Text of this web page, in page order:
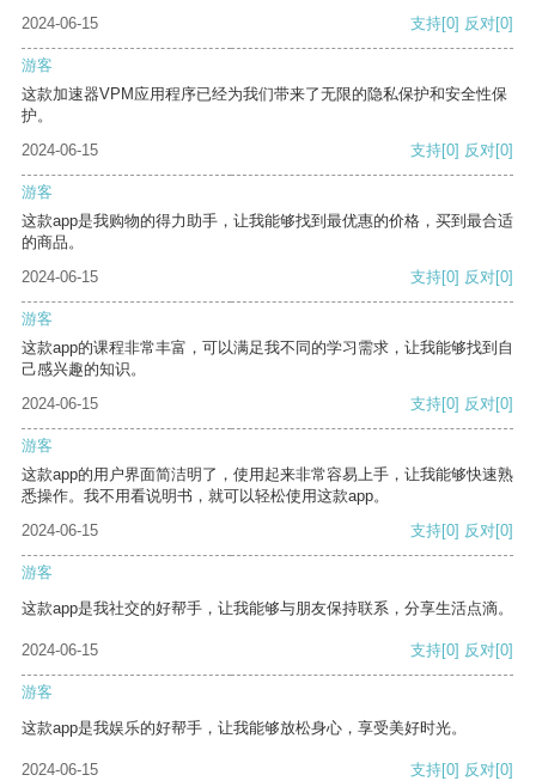
2024-06-15
支持[0] 反对[0]
游客
这款加速器VPM应用程序已经为我们带来了无限的隐私保护和安全性保
护。
2024-06-15
支持[0] 反对[0]
游客
这款app是我购物的得力助手，让我能够找到最优惠的价格，买到最合适
的商品。
2024-06-15
支持[0] 反对[0]
游客
这款app的课程非常丰富，可以满足我不同的学习需求，让我能够找到自
己感兴趣的知识。
2024-06-15
支持[0] 反对[0]
游客
这款app的用户界面简洁明了，使用起来非常容易上手，让我能够快速熟
悉操作。我不用看说明书，就可以轻松使用这款app。
2024-06-15
支持[0] 反对[0]
游客
这款app是我社交的好帮手，让我能够与朋友保持联系，分享生活点滴。
2024-06-15 支持[0] 反对[0]
游客
这款app是我娱乐的好帮手，让我能够放松身心，享受美好时光。
2024-06-15 支持[0] 反对[0]